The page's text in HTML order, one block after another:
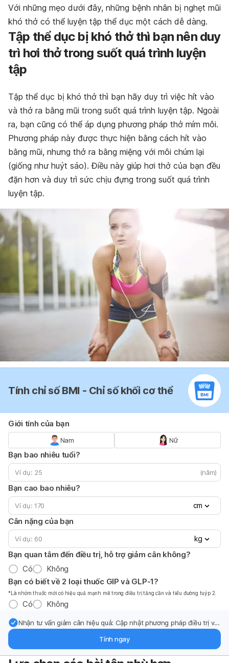
Với những mẹo dưới đây, những bệnh nhân bị nghẹt mũi
khó thở có thể luyện tập thể dục một cách dễ dàng.
Tập thể dục bị khó thở thì bạn nên duy
trì hơi thở trong suốt quá trình luyện
tập
Tập thể dục bị khó thở thì bạn hãy duy trì việc hít vào
và thở ra bằng mũi trong suốt quá trình luyện tập. Ngoài
ra, bạn cũng có thể áp dụng phương pháp thở mím môi.
Phương pháp này được thực hiện bằng cách hít vào
bằng mũi, nhưng thở ra bằng miệng với môi chúm lại
(giống như huýt sáo). Điều này giúp hơi thở của bạn đều
đặn hơn và duy trì sức chịu đựng trong suốt quá trình
luyện tập.
Tính chỉ số BMI - Chỉ số khối cơ thể
Giới tính của bạn
Nam Nữ
Bạn bao nhiêu tuổi?
(năm)
Bạn cao bao nhiêu?
cm
Cân nặng của bạn
kg
Bạn quan tâm đến điều trị, hỗ trợ giảm cân không?
Có
Không
Bạn có biết về 2 loại thuốc GIP và GLP-1?
*Là nhóm thuốc mới có hiệu quả mạnh mẽ trong điều trị tăng cần và tiểu đường tuýp 2.
Có Không
Nhận tư vấn giảm cân hiệu quả: Cập nhật phương pháp điều trị và
Tính ngay